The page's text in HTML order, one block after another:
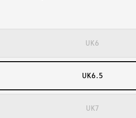
UK6
UK6.5
UK7